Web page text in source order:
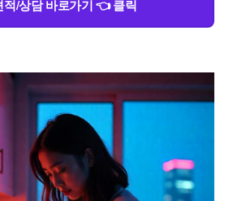
적/상담 바로가기 👈 클릭